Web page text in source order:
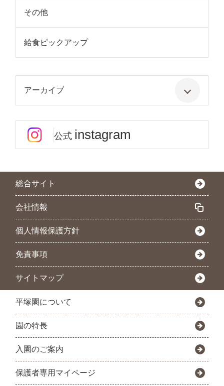
その他
給食ピックアップ
アーカイブ
公式 instagram
総合サイト
会社情報
個人情報保護方針
免責事項
サイトマップ
平塚園について
園の特長
入園のご案内
保護者専用マイページ